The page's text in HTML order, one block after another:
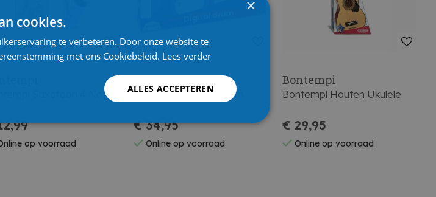
Saxofoon 4 Noten
op voorraad
Bontempi
Bontempi Digitale Drum
€ 34,95
Online op voorraad
Bontempi
Bontempi Houten Ukulele
€ 29,95
Online op voorraad
×
cookies.
te verbeteren. Door onze website te
met ons Cookiebeleid. Lees verder
ALLES ACCEPTEREN